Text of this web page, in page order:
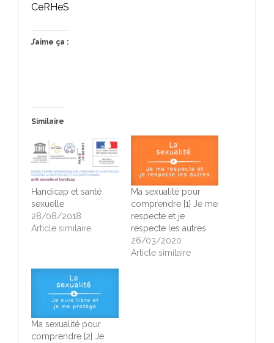
CeRHeS
J’aime ça :
Similaire
Handicap et santé
sexuelle
28/08/2018
Article similaire
Ma sexualité pour
comprendre [1] Je me
respecte et je
respecte les autres
26/03/2020
Article similaire
Ma sexualité pour
comprendre [2] Je